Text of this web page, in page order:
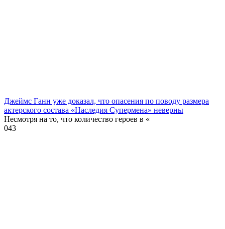
Джеймс Ганн уже доказал, что опасения по поводу размера
актерского состава «Наследия Супермена» неверны
Несмотря на то, что количество героев в «
043